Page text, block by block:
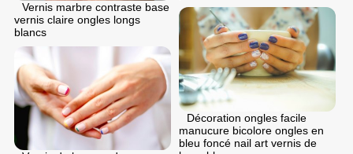
Vernis marbre contraste base
vernis claire ongles longs
blancs
Décoration ongles facile
manucure bicolore ongles en
bleu foncé nail art vernis de